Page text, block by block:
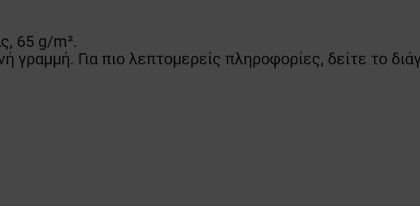
65 g/m².
γραμμή. Για πιο λεπτομερείς πληροφορίες, δείτε το